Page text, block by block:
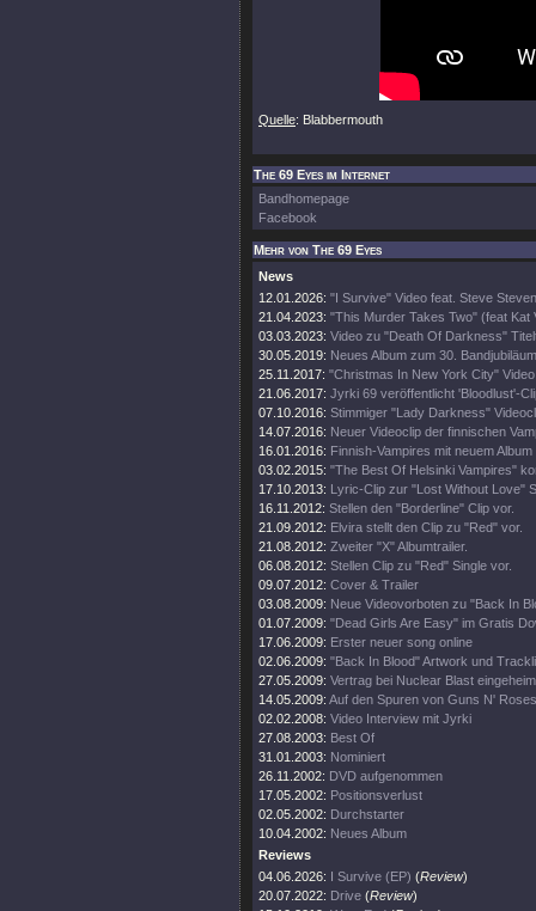
Quelle: Blabbermouth
The 69 Eyes im Internet
Bandhomepage
Facebook
Mehr von The 69 Eyes
News
12.01.2026: "I Survive" Video feat. Steve
21.04.2023: "This Murder Takes Two" (feat Kat
03.03.2023: Video zu "Death Of Darkness"
30.05.2019: Neues Album zum 30. Bandjubiläum
25.11.2017: "Christmas In New York City" Video
21.06.2017: Jyrki 69 veröffentlicht 'Bloodlust'-
07.10.2016: Stimmiger "Lady Darkness"
14.07.2016: Neuer Videoclip der finnischen
16.01.2016: Finnish-Vampires mit neuem
03.02.2015: "The Best Of Helsinki Vampires"
17.10.2013: Lyric-Clip zur "Lost Without Love"
16.11.2012: Stellen den "Borderline" Clip vor.
21.09.2012: Elvira stellt den Clip zu "Red" vor.
21.08.2012: Zweiter "X" Albumtrailer.
06.08.2012: Stellen Clip zu "Red" Single vor.
09.07.2012: Cover & Trailer
03.08.2009: Neue Videovorboten zu "Back In
01.07.2009: "Dead Girls Are Easy" im Gratis
17.06.2009: Erster neuer song online
02.06.2009: "Back In Blood" Artwork und
27.05.2009: Vertrag bei Nuclear Blast
14.05.2009: Auf den Spuren von Guns N'
02.02.2008: Video Interview mit Jyrki
27.08.2003: Best Of
31.01.2003: Nominiert
26.11.2002: DVD aufgenommen
17.05.2002: Positionsverlust
02.05.2002: Durchstarter
10.04.2002: Neues Album
Reviews
04.06.2026: I Survive (EP) (Review)
20.07.2022: Drive (Review)